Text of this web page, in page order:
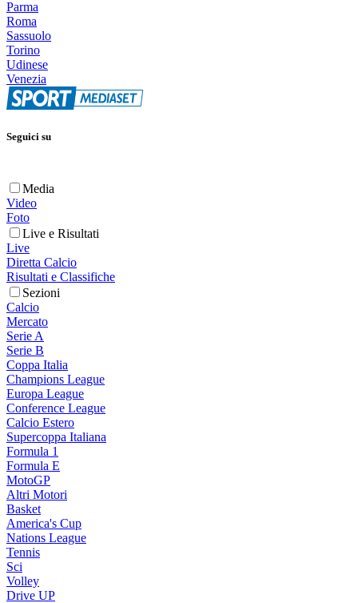
Parma
Roma
Sassuolo
Torino
Udinese
Venezia
Seguici su
Media
Video
Foto
Live e Risultati
Live
Diretta Calcio
Risultati e Classifiche
Sezioni
Calcio
Mercato
Serie A
Serie B
Coppa Italia
Champions League
Europa League
Conference League
Calcio Estero
Supercoppa Italiana
Formula 1
Formula E
MotoGP
Altri Motori
Basket
America's Cup
Nations League
Tennis
Sci
Volley
Drive UP